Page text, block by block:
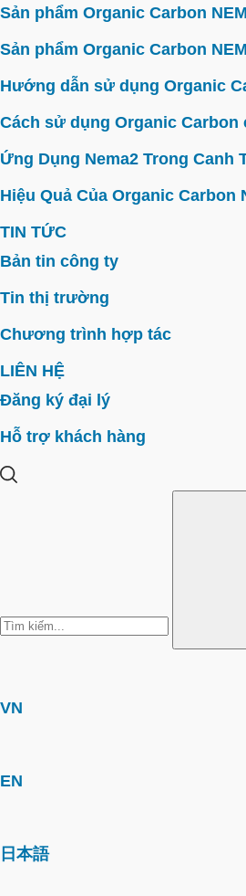
Sản phẩm Organic Carbon
Sản phẩm Organic Carbon
Hướng dẫn sử dụng Organic
Cách sử dụng Organic
Ứng Dụng Nema2 Trong Canh
Hiệu Quả Của Organic Carbon
TIN TỨC
Bản tin công ty
Tin thị trường
Chương trình hợp tác
LIÊN HỆ
Đăng ký đại lý
Hỗ trợ khách hàng
VN
EN
日本語